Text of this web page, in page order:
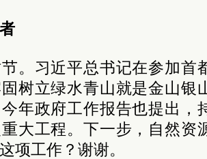
。习近平总书记在参加首
树立绿水青山就是金山银
年政府工作报告也提出，
大工程。下一步，自然资
项工作？谢谢。